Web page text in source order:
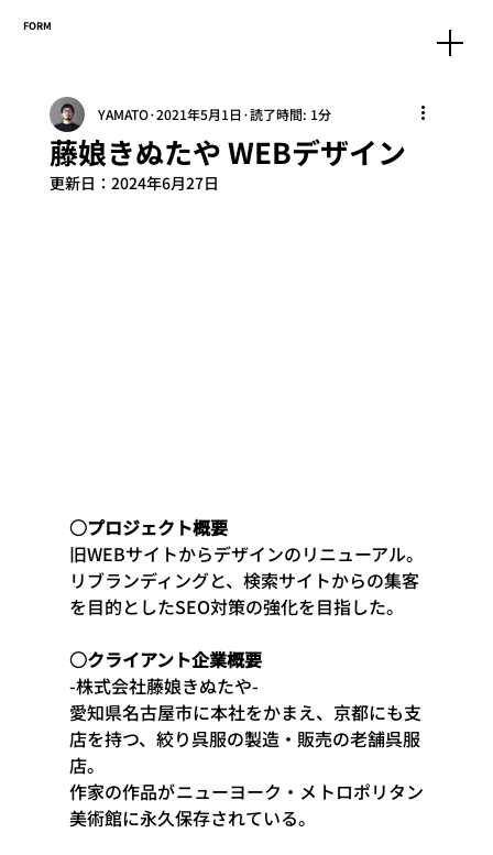
FORM
藤娘きぬたや WEBデザイン
YAMATO 2021年5月1日 読了時間: 1分
更新日： 2024年6月27日
○プロジェクト概要
旧WEBサイトからデザインのリニューアル。
リブランディングと、検索サイトからの集客
を目的としたSEO対策の強化を目指した。
○クライアント企業概要
-株式会社藤娘きぬたや-
愛知県名古屋市に本社をかまえ、京都にも支
店を持つ、絞り呉服の製造・販売の老舗呉服
店。
作家の作品がニューヨーク・メトロポリタン
美術館に永久保存されている。